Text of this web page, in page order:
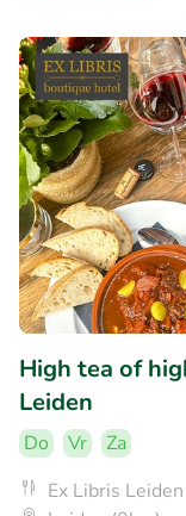
High tea of
Leiden
Do Vr
Za
Ex Libris Leiden